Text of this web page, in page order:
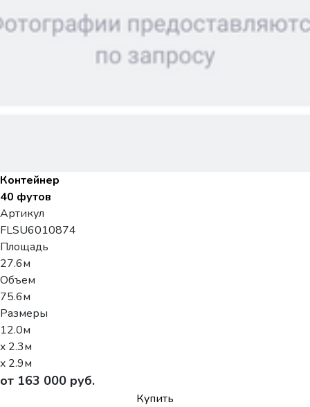
Контейнер
40 футов
Артикул
FLSU6010874
Площадь
27.6м
Объем
75.6м
Размеры
12.0м
x 2.3м
x 2.9м
от 163 000 руб.
Купить